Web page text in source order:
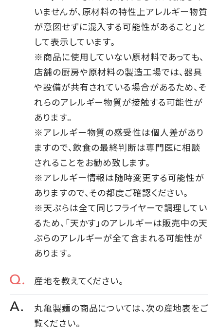
いませんが、原材料の特性上アレルギー物質
が意図せずに混入する可能性があること」と
して表示しています。
※商品に使用していない原材料であっても、
店舗の厨房や原材料の製造工場では、器具
や設備が共有されている場合があるため、そ
れらのアレルギー物質が接触する可能性が
あります。
※アレルギー物質の感受性は個人差があり
ますので、飲食の最終判断は専門医に相談
されることをお勧め致します。
※アレルギー情報は随時変更する可能性が
ありますので、その都度ご確認ください。
※天ぷらは全て同じフライヤーで調理してい
るため、「天かす」のアレルギーは販売中の天
ぷらのアレルギーが全て含まれる可能性が
あります。
産地を教えてください。
丸亀製麺の商品については、次の産地表をご
覧ください。